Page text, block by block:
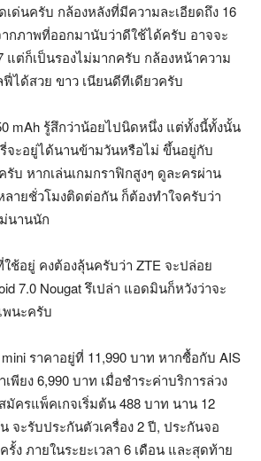
เด่นครับ กล้องหลังที่มีความละเอียดถึง 16
กภาพที่ออกมานับว่าดีใช้ได้ครับ อาจจะ
แต่ก็เป็นรองไม่มากครับ กล้องหน้าความ
ฟี่ได้สวย ขาว เนียนดีทีเดียวครับ
mAh รู้สึกว่าน้อยไปนิดหนึ่ง แต่ทั้งนี้ทั้งนั้น
จะอยู่ได้นานข้ามวันหรือไม่ ขึ้นอยู่กับ
บ หากเล่นเกมกราฟิกสูงๆ ดูละครผ่าน
ลายชั่วโมงติดต่อกัน ก็ต้องทำใจครับว่า
นานนัก
ช้อยู่ คงต้องลุ้นครับว่า ZTE จะปล่อย
7.0 Nougat รึเปล่า แอดมินก็หวังว่าจะ
นะครับ
ราคาอยู่ที่ 11,990 บาท หากซื้อกับ AIS
พียง 6,990 บาท เมื่อชำระค่าบริการล่วง
มัครแพ็คเกจเริ่มต้น 488 บาท นาน 12
จะรับประกันตัวเครื่อง 2 ปี, ประกันจอ
ง ภายในระยะเวลา 6 เดือน และสุดท้าย